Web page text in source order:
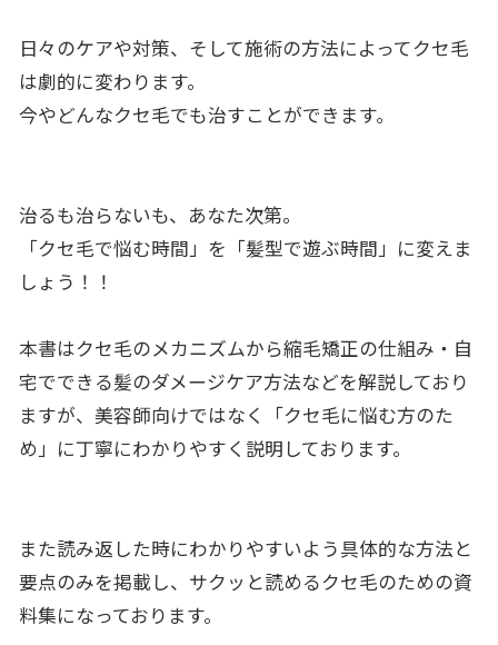
日々のケアや対策、そして施術の方法によってクセ毛
は劇的に変わります。
今やどんなクセ毛でも治すことができます。
治るも治らないも、あなた次第。
「クセ毛で悩む時間」を「髪型で遊ぶ時間」に変えま
しょう！！
本書はクセ毛のメカニズムから縮毛矯正の仕組み・自
宅でできる髪のダメージケア方法などを解説しており
ますが、美容師向けではなく「クセ毛に悩む方のた
め」に丁寧にわかりやすく説明しております。
また読み返した時にわかりやすいよう具体的な方法と
要点のみを掲載し、サクッと読めるクセ毛のための資
料集になっております。